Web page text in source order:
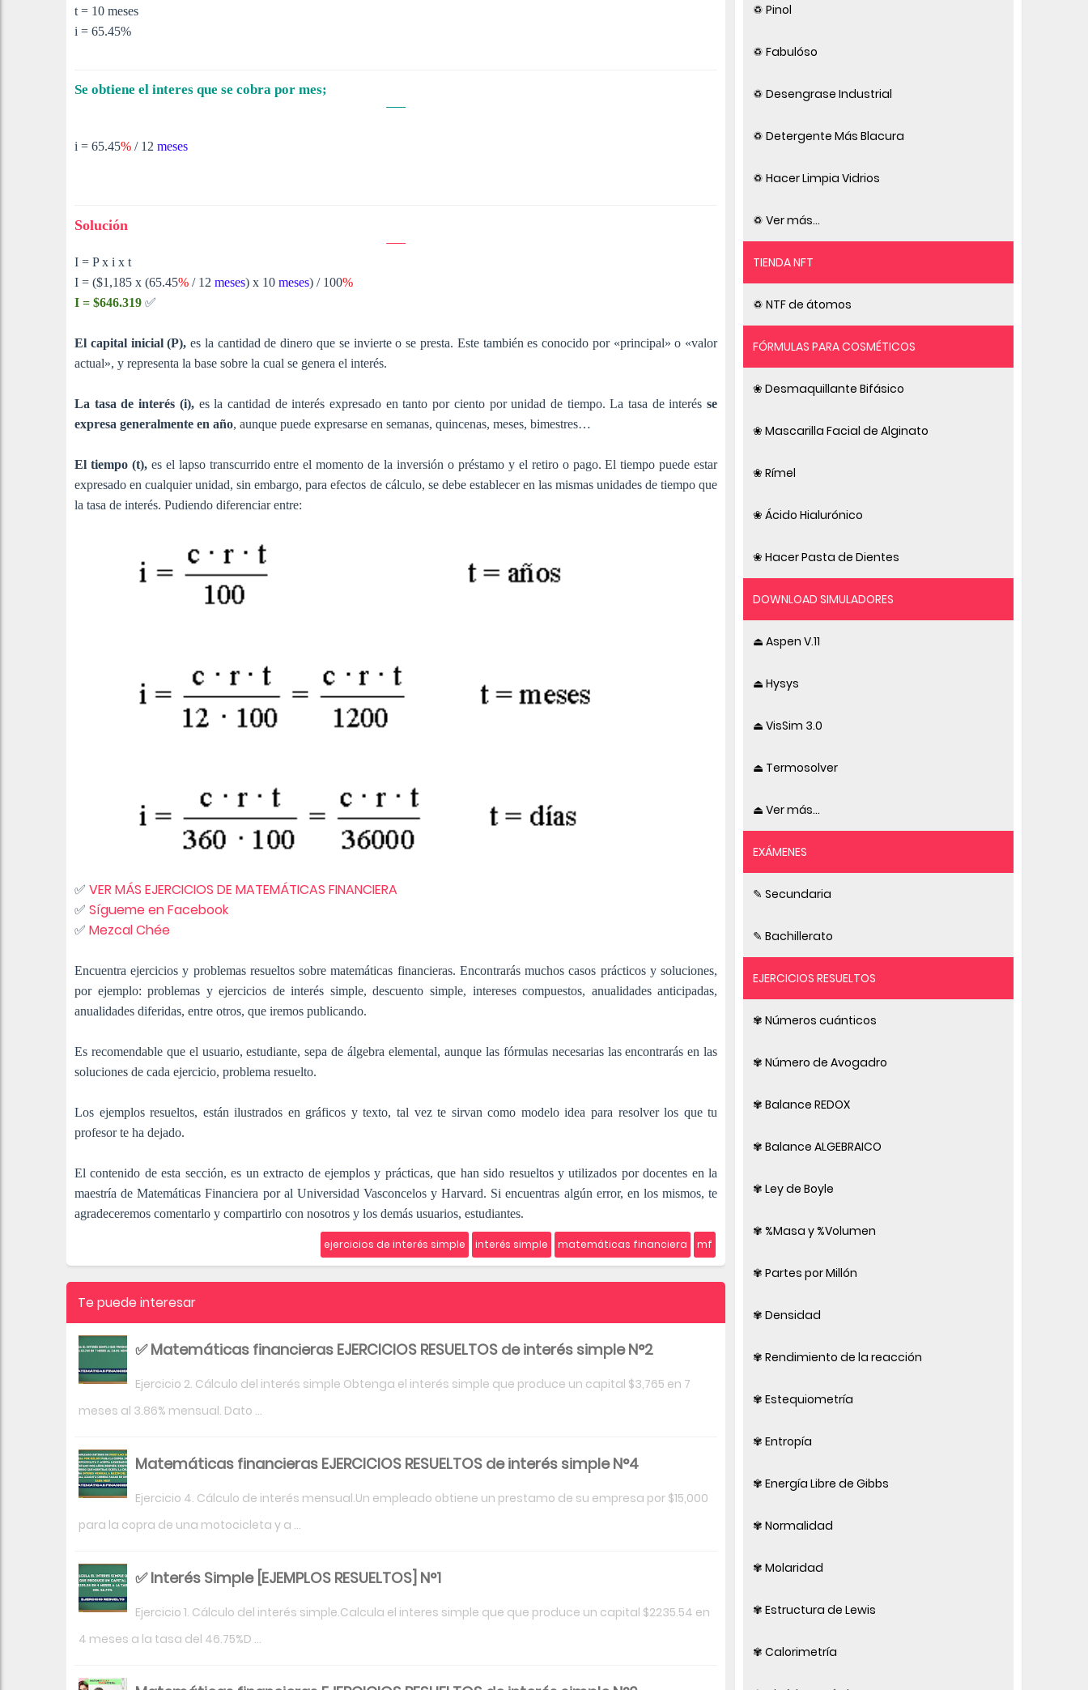
t = 10 meses
i = 65.45%
Se obtiene el interes que se cobra por mes;
i = 65.45% / 12 meses
Solución
I = P x i x t
I = ($1,185 x (65.45% / 12 meses) x 10 meses) / 100%
I = $646.319 ✅
El capital inicial (P), es la cantidad de dinero que se invierte o se presta. Este también es conocido por «principal» o «valor
actual», y representa la base sobre la cual se genera el interés.
La tasa de interés (i), es la cantidad de interés expresado en tanto por ciento por unidad de tiempo. La tasa de interés se
expresa generalmente en año, aunque puede expresarse en semanas, quincenas, meses, bimestres…
El tiempo (t),es el lapso transcurrido entre el momento de la inversión o préstamo y el retiro o pago. El tiempo puede estar
expresado en cualquier unidad, sin embargo, para efectos de cálculo, se debe establecer en las mismas unidades de tiempo que
la tasa de interés. Pudiendo diferenciar entre:
✅ VER MÁS EJERCICIOS DE MATEMÁTICAS FINANCIERA
✅ Sígueme en Facebook
✅ Mezcal Chée
Encuentra ejercicios y problemas resueltos sobre matemáticas financieras. Encontrarás muchos casos prácticos y soluciones,
por ejemplo: problemas y ejercicios de interés simple, descuento simple, intereses compuestos, anualidades anticipadas,
anualidades diferidas, entre otros, que iremos publicando.
Es recomendable que el usuario, estudiante, sepa de álgebra elemental, aunque las fórmulas necesarias las encontrarás en las
soluciones de cada ejercicio, problema resuelto.
Los ejemplos resueltos, están ilustrados en gráficos y texto, tal vez te sirvan como modelo idea para resolver los que tu
profesor te ha dejado.
El contenido de esta sección, es un extracto de ejemplos y prácticas, que han sido resueltos y utilizados por docentes en la
maestría de Matemáticas Financiera por al Universidad Vasconcelos y Harvard. Si encuentras algún error, en los mismos, te
agradeceremos comentarlo y compartirlo con nosotros y los demás usuarios, estudiantes.
ejercicios de interés simple interés simple matemáticas financiera mf
Te puede interesar
✅ Matemáticas financieras EJERCICIOS RESUELTOS de interés simple N°2
Ejercicio 2. Cálculo del interés simple Obtenga el interés simple que produce un capital $3,765 en 7
meses al 3.86% mensual. Dato ...
Matemáticas financieras EJERCICIOS RESUELTOS de interés simple N°4
Ejercicio 4. Cálculo de interés mensual.Un empleado obtiene un prestamo de su empresa por $15,000
para la copra de una motocicleta y a ...
✅ Interés Simple [EJEMPLOS RESUELTOS] N°1
Ejercicio 1. Cálculo del interés simple.Calcula el interes simple que que produce un capital $2235.54 en
4 meses a la tasa del 46.75%D ...
♽ Pinol
♽ Fabulóso
♽ Desengrase Industrial
♽ Detergente Más Blacura
♽ Hacer Limpia Vidrios
♽ Ver más...
TIENDA NFT
♽ NTF de átomos
FÓRMULAS PARA COSMÉTICOS
❀ Desmaquillante Bifásico
❀ Mascarilla Facial de Alginato
❀ Rímel
❀ Ácido Hialurónico
❀ Hacer Pasta de Dientes
DOWNLOAD SIMULADORES
⏏ Aspen V.11
⏏ Hysys
⏏ VisSim 3.0
⏏ Termosolver
⏏ Ver más...
EXÁMENES
✎ Secundaria
✎ Bachillerato
EJERCICIOS RESUELTOS
✾ Números cuánticos
✾ Número de Avogadro
✾ Balance REDOX
✾ Balance ALGEBRAICO
✾ Ley de Boyle
✾ %Masa y %Volumen
✾ Partes por Millón
✾ Densidad
✾ Rendimiento de la reacción
✾ Estequiometría
✾ Entropía
✾ Energía Libre de Gibbs
✾ Normalidad
✾ Molaridad
✾ Estructura de Lewis
✾ Calorimetría